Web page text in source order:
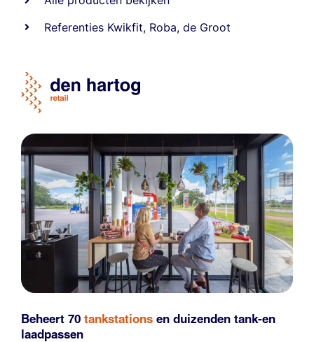
Referenties Kwikfit, Roba,de Groot
Beheert 70 tankstations en duizenden tank-en
laadpassen